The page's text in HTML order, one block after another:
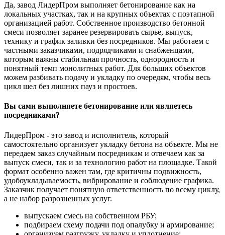
Да, завод ЛидерПром выполняет бетонирование как на
локальных участках, так и на крупных объектах с поэтапной
организацией работ. Собственное производство бетонной
смеси позволяет заранее резервировать сырье, выпуск,
технику и график заливки без посредников. Мы работаем с
частными заказчиками, подрядчиками и снабженцами,
которым важны стабильная прочность, однородность и
понятный темп монолитных работ. Для больших объектов
можем разбивать подачу и укладку по очередям, чтобы весь
цикл шел без лишних пауз и простоев.
Вы сами выполняете бетонирование или являетесь
посредниками?
ЛидерПром - это завод и исполнитель, который
самостоятельно организует укладку бетона на объекте. Мы не
передаем заказ случайным посредникам и отвечаем как за
выпуск смеси, так и за технологию работ на площадке. Такой
формат особенно важен там, где критичны подвижность,
удобоукладываемость, вибрирование и соблюдение графика.
Заказчик получает понятную ответственность по всему циклу,
а не набор разрозненных услуг.
выпускаем смесь на собственном РБУ;
подбираем схему подачи под опалубку и армирование;